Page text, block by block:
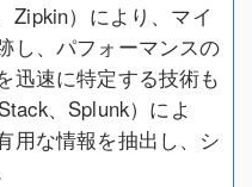
Zipkin）により、マイ
し、パフォーマンスの
迅速に特定する技術も
、Splunk）によ
用な情報を抽出し、シ